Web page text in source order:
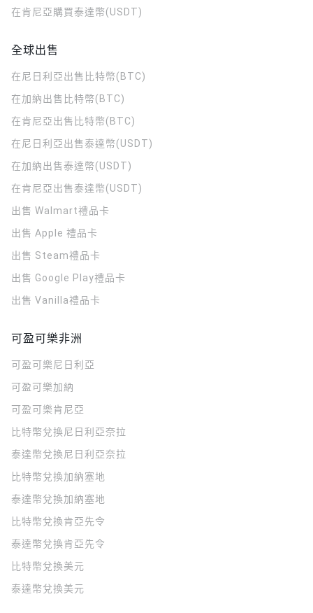
在肯尼亞購買泰達幣(USDT)
全球出售
在尼日利亞出售比特幣(BTC)
在加納出售比特幣(BTC)
在肯尼亞出售比特幣(BTC)
在尼日利亞出售泰達幣(USDT)
在加納出售泰達幣(USDT)
在肯尼亞出售泰達幣(USDT)
出售 Walmart禮品卡
出售 Apple 禮品卡
出售 Steam禮品卡
出售 Google Play禮品卡
出售 Vanilla禮品卡
可盈可樂非洲
可盈可樂 尼日利亞
可盈可樂加納
可盈可樂肯尼亞
比特幣兌換尼日利亞奈拉
泰達幣兌換尼日利亞奈拉
比特幣兌換加納塞地
泰達幣兌換加納塞地
比特幣兌換肯亞先令
泰達幣兌換肯亞先令
比特幣兌換美元
泰達幣兌換美元